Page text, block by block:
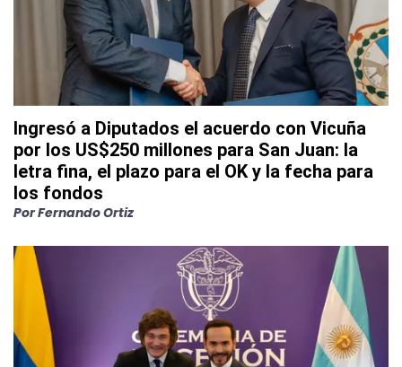
Ingresó a Diputados el acuerdo con Vicuña
por los US$250 millones para San Juan: la
letra fina, el plazo para el OK y la fecha para
los fondos
PorFernando Ortiz